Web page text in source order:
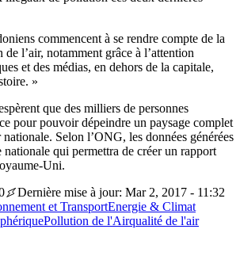
commencent à se rendre compte de la
l’air, notamment grâce à l’attention
et des médias, en dehors de la capitale,
»
que des milliers de personnes
pour pouvoir dépeindre un paysage complet
Selon l’ONG, les données générées
nationale qui permettra de créer un rapport
Uni.
Dernière mise à jour: Mar 2, 2017 - 11:32
et TransportEnergie & Climat
Pollution de l'Airqualité de l'air